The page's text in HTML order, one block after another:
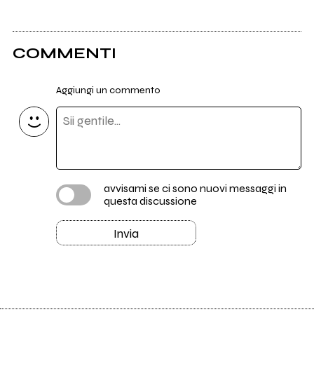
COMMENTI
Aggiungi un commento
avvisami se ci sono nuovi messaggi in
questa discussione
Invia